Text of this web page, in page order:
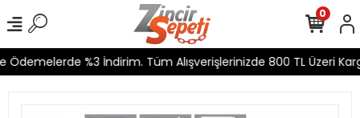
%3 İndirim. Tüm Alışverişlerinizde 800 TL Üzeri
0